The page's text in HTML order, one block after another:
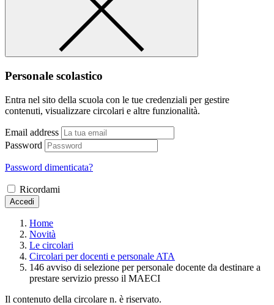
Personale scolastico
Entra nel sito della scuola con le tue credenziali per gestire
contenuti, visualizzare circolari e altre funzionalità.
Email address
Password
Password dimenticata?
Ricordami
Accedi
Home
Novità
Le circolari
Circolari per docenti e personale ATA
146 avviso di selezione per personale docente da destinare a
prestare servizio presso il MAECI
Il contenuto della circolare n. è riservato.